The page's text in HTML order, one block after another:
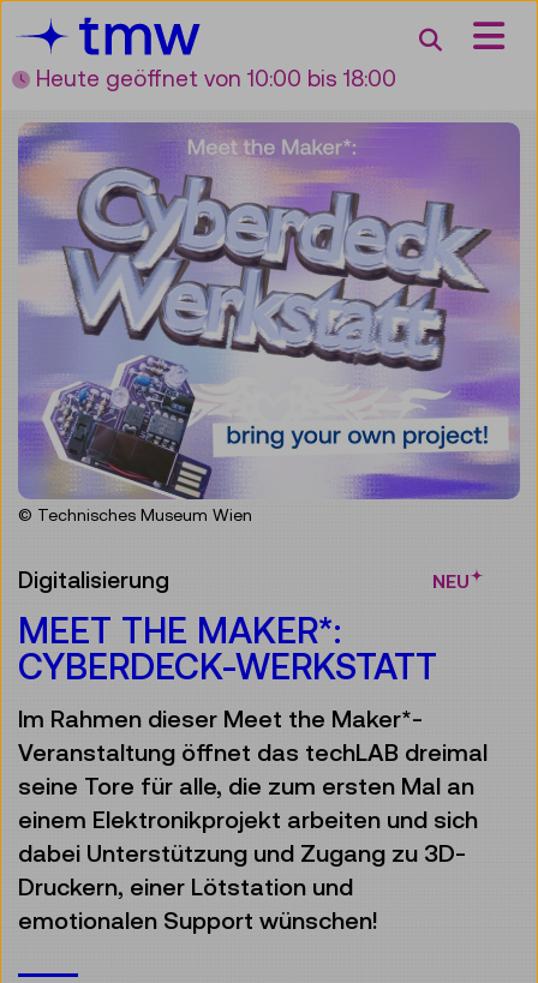
Zum Inhalt
Zum Hauptmenü
Zur Suche
Zur Zielgruppennavigation
Suche
Heute geöffnet von 10:00 bis 18:00
© Technisches Museum Wien
Digitalisierung NEU
MEET THE MAKER*:
CYBERDECK-WERKSTATT
Im Rahmen dieser Meet the Maker*-
Veranstaltung öffnet das techLAB dreimal
seine Tore für alle, die zum ersten Mal an
einem Elektronikprojekt arbeiten und sich
dabei Unterstützung und Zugang zu 3D-
Druckern, einer Lötstation und
emotionalen Support wünschen!